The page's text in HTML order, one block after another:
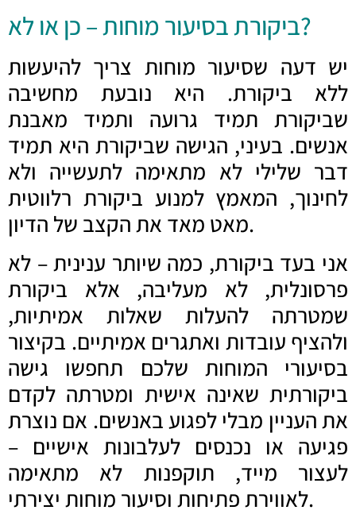
ביקורת בסיעור מוחות – כן או לא?
יש דעה שסיעור מוחות צריך להיעשות
ללא ביקורת. היא נובעת מחשיבה
שביקורת תמיד גרועה ותמיד מאבנת
אנשים. בעיני, הגישה שביקורת היא תמיד
דבר שלילי לא מתאימה לתעשייה ולא
לחינוך, המאמץ למנוע ביקורת רלווטית
מאט מאד את הקצב של הדיון.
אני בעד ביקורת, כמה שיותר ענינית – לא
פרסונלית, לא מעליבה, אלא ביקורת
שמטרתה להעלות שאלות אמיתיות,
ולהציף עובדות ואתגרים אמיתיים. בקיצור
בסיעורי המוחות שלכם תחפשו גישה
ביקורתית שאינה אישית ומטרתה לקדם
את העניין מבלי לפגוע באנשים. אם נוצרת
פגיעה או נכנסים לעלבונות אישיים –
לעצור מייד, תוקפנות לא מתאימה
לאווירת פתיחות וסיעור מוחות יצירתי.